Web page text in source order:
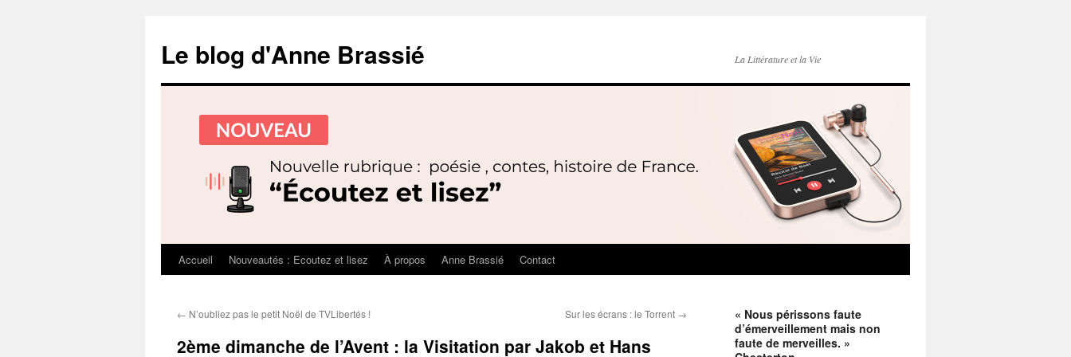
Le blog d'Anne Brassié La Littérature et la Vie
Aller
contenu
Accueil Nouveautés : Ecoutez et lisez À propos Anne Brassié Contact
← N’oubliez pas le petit Noël de TVLibertés ! Sur les écrans : le Torrent →
2ème dimanche de l’Avent : la Visitation par Jakob et Hans
« Nous périssons faute
d’émerveillement mais non
faute de merveilles. »